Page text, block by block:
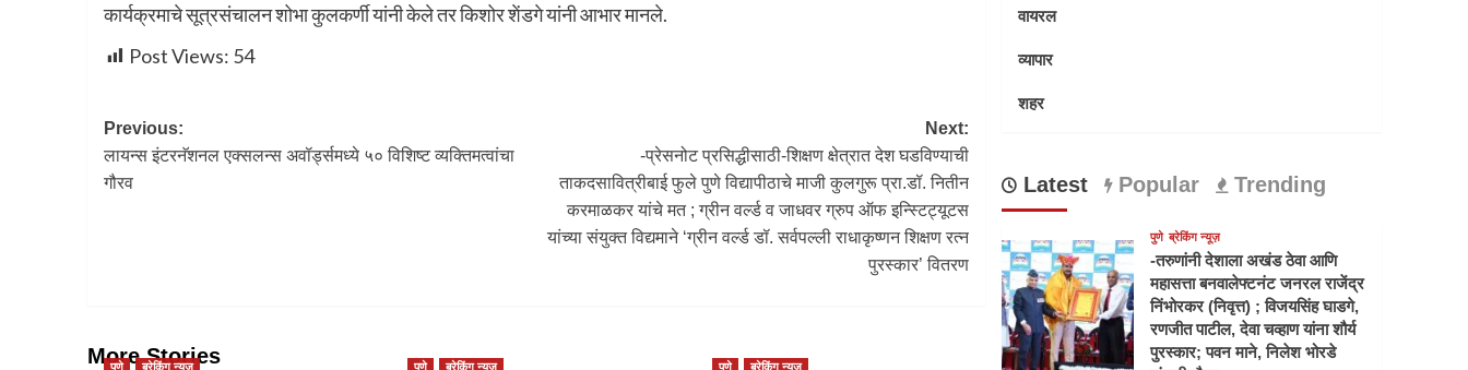
कार्यक्रमाचे सूत्रसंचालन शोभा कुलकर्णी यांनी केले तर किशोर शेंडगे यांनी आभार मानले.
Post Views: 54
Previous:
लायन्स इंटरनॅशनल एक्सलन्स अवॉर्ड्समध्ये ५० विशिष्ट व्यक्तिमत्वांचा
गौरव
Next:
-प्रेसनोट प्रसिद्धीसाठी-शिक्षण क्षेत्रात देश घडविण्याची
ताकदसावित्रीबाई फुले पुणे विद्यापीठाचे माजी कुलगुरू प्रा.डॉ. नितीन
करमाळकर यांचे मत ; ग्रीन वर्ल्ड व जाधवर ग्रुप ऑफ इन्स्टिट्यूटस
यांच्या संयुक्त विद्यमाने ‘ग्रीन वर्ल्ड डॉ. सर्वपल्ली राधाकृष्णन शिक्षण रत्न
पुरस्कार’ वितरण
More Stories
पुणे ब्रेकिंग न्यूज़ पुणे ब्रेकिंग न्यूज़ पुणे ब्रेकिंग न्यूज़
वायरल
व्यापार
शहर
Latest Popular Trending
पुणे ब्रेकिंग न्यूज़
-तरुणांनी देशाला अखंड ठेवा आणि
महासत्ता बनवालेफ्टनंट जनरल राजेंद्र
निंभोरकर (निवृत्त) ; विजयसिंह घाडगे,
रणजीत पाटील, देवा चव्हाण यांना शौर्य
पुरस्कार; पवन माने, निलेश भोरडे